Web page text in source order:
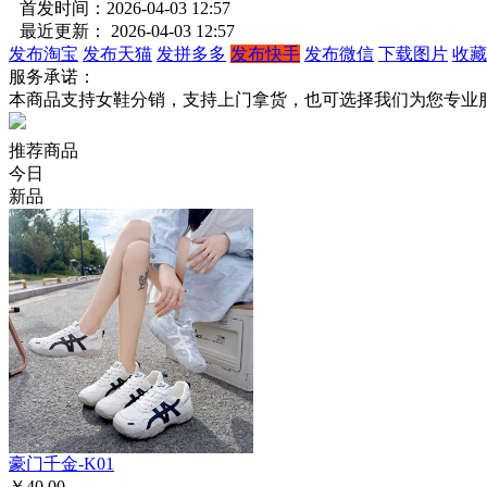
首发时间：2026-04-03 12:57
最近更新： 2026-04-03 12:57
发布淘宝 发布天猫 发拼多多 发布快手 发布微信 下载图片 收
服务承诺：
本商品支持女鞋分销，支持上门拿货，也可选择我们为您专业
推荐商品
今日
新品
豪门千金-K01